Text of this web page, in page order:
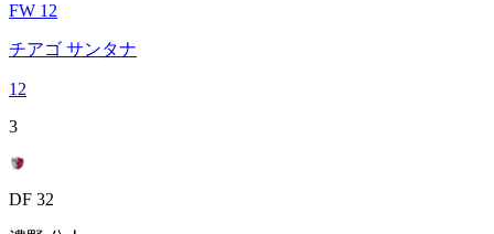
FW 12
チアゴ サンタナ
12
3
DF 32